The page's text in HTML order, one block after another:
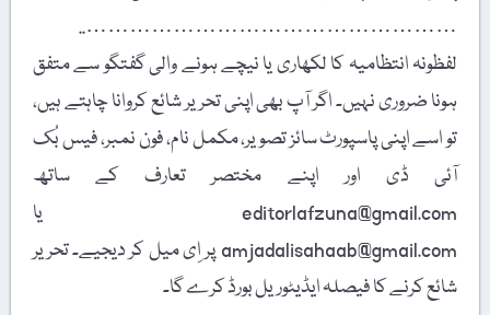
……………………………………………..
لفظونہ انتظامیہ کا لکھاری یا نیچے ہونے والی گفتگو سے متفق
ہونا ضروری نہیں۔ اگر آپ بھی اپنی تحریر شائع کروانا چاہتے ہیں،
تو اسے اپنی پاسپورٹ سائز تصویر، مکمل نام، فون نمبر، فیس بُک
آئی ڈی اور اپنے مختصر تعارف کے ساتھ
editorlafzuna@gmail.com یا
amjadalisahaab@gmail.com پر اِی میل کر دیجیے۔ تحریر
شائع کرنے کا فیصلہ ایڈیٹوریل بورڈ کرے گا۔